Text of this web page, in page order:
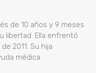
de 10 años y 9 meses
libertad. Ella enfrentó
2011. Su hija
médica